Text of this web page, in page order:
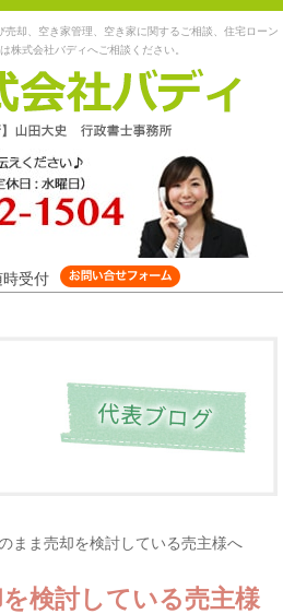
売却、空き家管理、空き家に関するご相談、住宅ローン
株式会社バディへご相談ください。
時受付
まま売却を検討している売主様へ
検討している売主様